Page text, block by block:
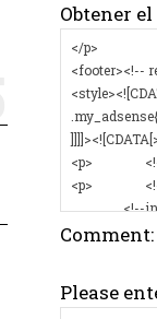
Obtener
Comment:
Please